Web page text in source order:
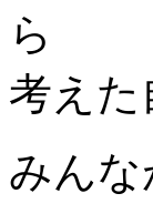
ら
考え
みん